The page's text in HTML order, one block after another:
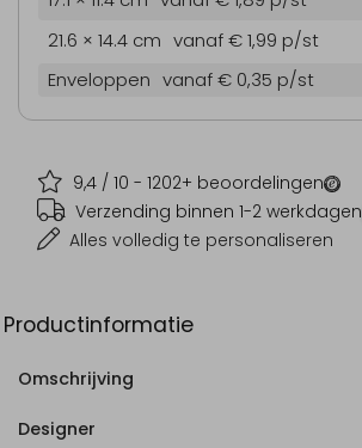
9,4 / 10 - 1202+ beoordelingen
Verzending binnen 1-2 werkdagen
Alles volledig te personaliseren
21.6 × 14.4 cm vanaf € 1,99 p/st
Enveloppen vanaf € 0,35 p/st
Productinformatie
Omschrijving
Designer